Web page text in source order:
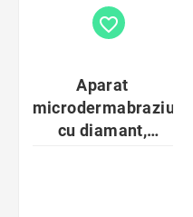
favorite_border
Aparat
microdermabraziune
cu diamant,